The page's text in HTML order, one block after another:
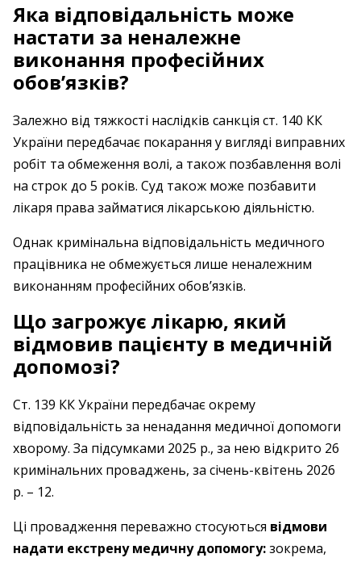
Яка відповідальність може
настати за неналежне
виконання професійних
обов’язків?
Залежно від тяжкості наслідків санкція ст. 140 КК
України передбачає покарання у вигляді виправних
робіт та обмеження волі, а також позбавлення волі
на строк до 5 років. Суд також може позбавити
лікаря права займатися лікарською діяльністю.
Однак кримінальна відповідальність медичного
працівника не обмежується лише неналежним
виконанням професійних обов’язків.
Що загрожує лікарю, який
відмовив пацієнту в медичній
допомозі?
Ст. 139 КК України передбачає окрему
відповідальність за ненадання медичної допомоги
хворому. За підсумками 2025 р., за нею відкрито 26
кримінальних проваджень, за січень-квітень 2026
р. – 12.
Ці провадження переважно стосуються відмови
надати екстрену медичну допомогу:зокрема,